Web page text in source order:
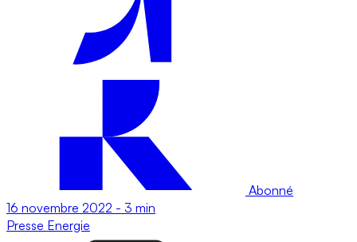
Abonné
16 novembre 2022 - 3 min
Presse Energie